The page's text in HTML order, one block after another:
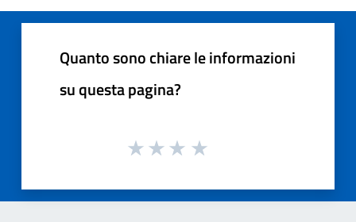
Quanto sono chiare le informazioni
su questa pagina?